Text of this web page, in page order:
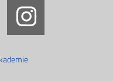
LinkedIn